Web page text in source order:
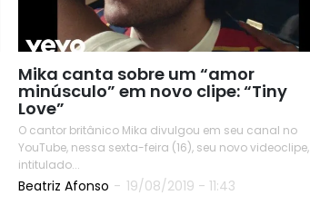
Mika canta sobre um “amor
minúsculo” em novo clipe: “Tiny
Love”
O cantor britânico Mika divulgou em seu canal no
YouTube, nessa sexta-feira (16), seu novo videoclipe,
intitulado...
Beatriz Afonso - 19/08/2019 - 11:43